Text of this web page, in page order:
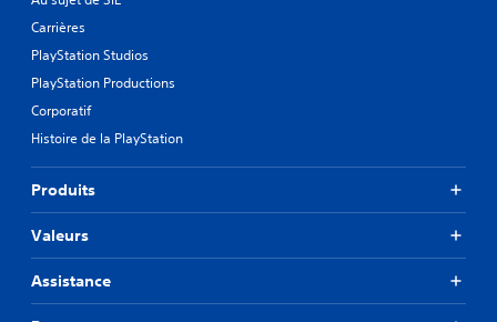
Carrières
PlayStation Studios
PlayStation Productions
Corporatif
Histoire de la PlayStation
Produits
Valeurs
Assistance